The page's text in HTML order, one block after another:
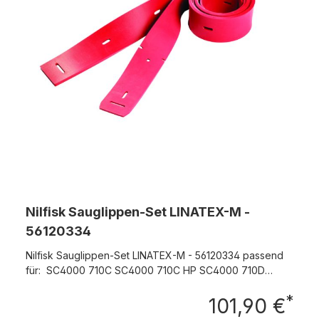
Nilfisk Sauglippen-Set LINATEX-M -
56120334
Nilfisk Sauglippen-Set LINATEX-M - 56120334 passend
für: SC4000 710C SC4000 710C HP SC4000 710D
101,90 €*